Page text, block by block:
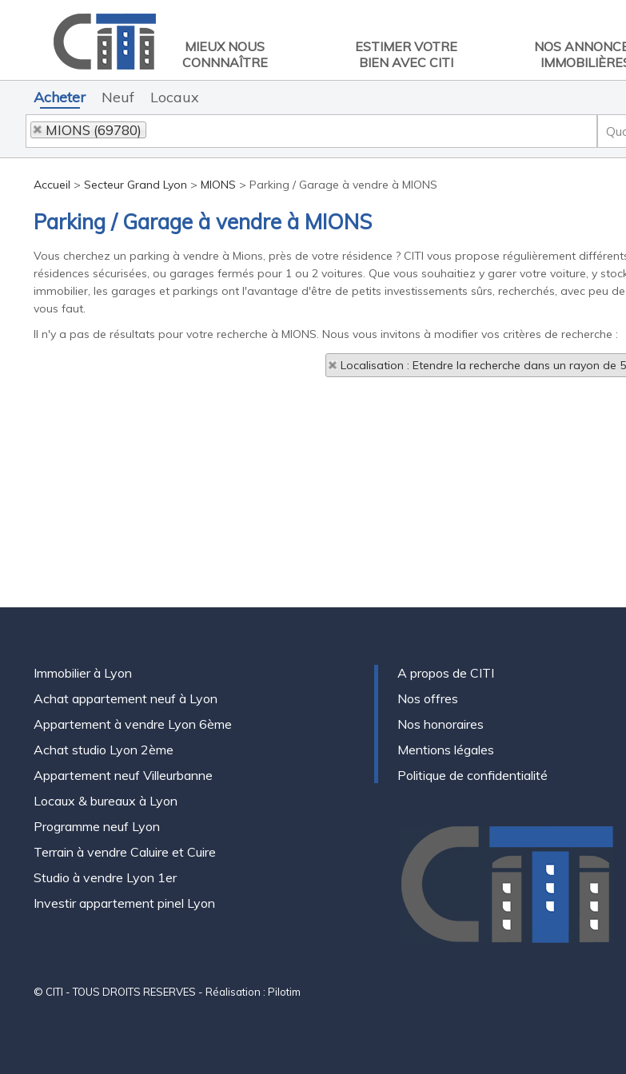
MIEUX NOUS
CONNNAÎTRE
ESTIMER VOTRE
BIEN AVEC CITI
NOS
Acheter Neuf Locaux
MIONS (69780)
Accueil > Secteur Grand Lyon > MIONS > Parking / Garage à vendre à MIONS
Parking / Garage à vendre à MIONS
Vous cherchez un parking à vendre à Mions, près de votre résidence ? CITI vous propose régulièrement
résidences sécurisées, ou garages fermés pour 1 ou 2 voitures. Que vous souhaitiez y garer votre voiture, y
immobilier, les garages et parkings ont l'avantage d'être de petits investissements sûrs, recherchés, avec peu
vous faut.
Il n'y a pas de résultats pour votre recherche à MIONS. Nous vous invitons à modifier vos critères de recherche :
Localisation : Etendre la recherche dans un rayon de
Immobilier à Lyon
Achat appartement neuf à Lyon
Appartement à vendre Lyon 6ème
Achat studio Lyon 2ème
Appartement neuf Villeurbanne
Locaux & bureaux à Lyon
Programme neuf Lyon
Terrain à vendre Caluire et Cuire
Studio à vendre Lyon 1er
Investir appartement pinel Lyon
A propos de CITI
Nos offres
Nos honoraires
Mentions légales
Politique de confidentialité
© CITI - TOUS DROITS RESERVES - Réalisation : Pilotim